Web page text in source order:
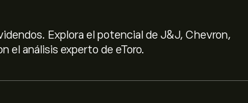
Explora el potencial de J&J, Chevron,
el análisis experto de eToro.